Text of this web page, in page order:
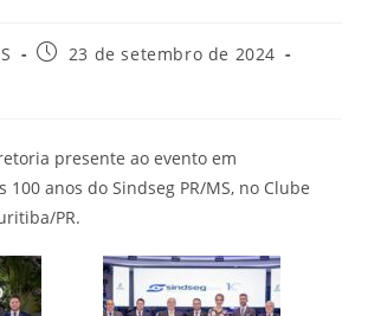
23 de setembro de 2024
presente ao evento em
100 anos do Sindseg PR/MS, no Clube
PR.